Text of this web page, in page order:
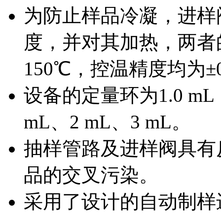
为防止样品冷凝，进
度，并对其加热，两
150℃，控温精度均为
设备的定量环为1.0
mL、2 mL、3 mL。
抽样管路及进样阀具
品的交叉污染。
采用了设计的自动制